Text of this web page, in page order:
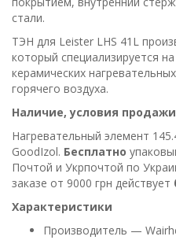
стали.
ТЭН для Leister LHS 41L
который специализируется
керамических
горячего воздуха.
Наличие, условия
Нагревательный элемент
GoodIzol. Бесплатно
Почтой и Укрпочтой по
заказе от 9000 грн действует
Характеристики
Производитель —